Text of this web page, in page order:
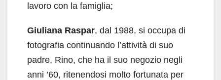
lavoro con la famiglia;
Giuliana Raspar, dal 1988, si occupa di
fotografia continuando l’attività di suo
padre, Rino, che ha il suo negozio negli
anni ’60, ritenendosi molto fortunata per